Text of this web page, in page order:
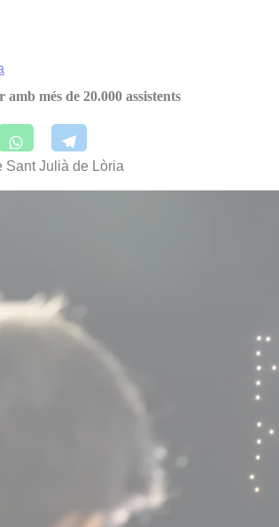
més de 20.000 assistents
Sant Julià de Lòria